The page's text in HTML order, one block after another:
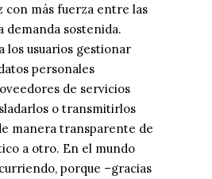
con más fuerza entre las
demanda sostenida.
los usuarios gestionar
personales
de servicios
o transmitirlos
manera transparente de
a otro. En el mundo
porque –gracias